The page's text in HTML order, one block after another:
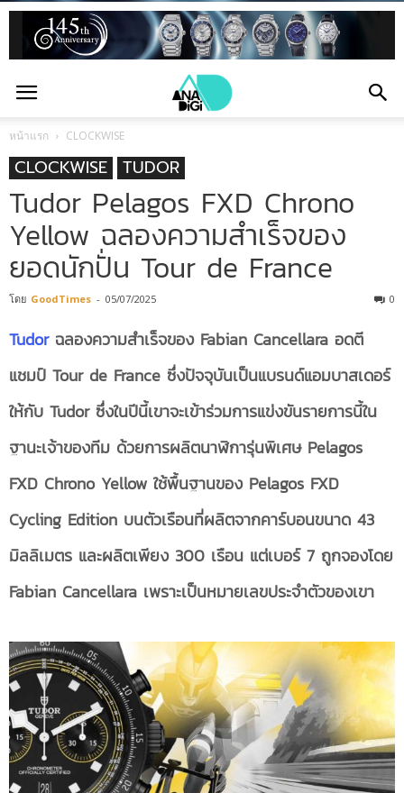
หน้าแรก CLOCKWISE
CLOCKWISE TUDOR
Tudor Pelagos FXD Chrono
Yellow ฉลองความสำเร็จของ
ยอดนักปั่น Tour de France
โดย GoodTimes - 05/07/2025 0
Tudorฉลองความสำเร็จของ Fabian Cancellara อดตี
แชมป์ Tour de France ซึ่งปัจจุบันเป็นแบรนด์แอมบาสเดอร์
ให้กับ Tudor ซึ่งในปีนี้เขาจะเข้าร่วมการแข่งขันรายการนี้ใน
ฐานะเจ้าของทีม ด้วยการผลิตนาฬิการุ่นพิเศษ Pelagos
FXD Chrono Yellow ใช้พื้นฐานของ Pelagos FXD
Cycling Edition บนตัวเรือนที่ผลิตจากคาร์บอนขนาด 43
มิลลิเมตร และผลิตเพียง 300 เรือน แต่เบอร์ 7 ถูกจองโดย
Fabian Cancellara เพราะเป็นหมายเลขประจำตัวของเขา